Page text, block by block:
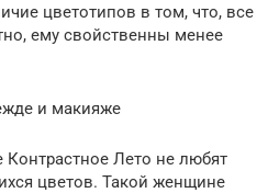
цветотипов в том, что, все
ему свойственны менее
и макияже
Лето не любят
цветов. Такой женщине